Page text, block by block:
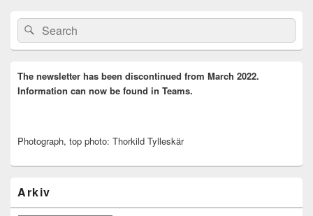
Primary
Sidebar
Widget
Area
Search
for:
Search
The newsletter has been discontinued from March 2022.
Information can now be found in Teams.
Photograph, top photo: Thorkild Tylleskär
Arkiv